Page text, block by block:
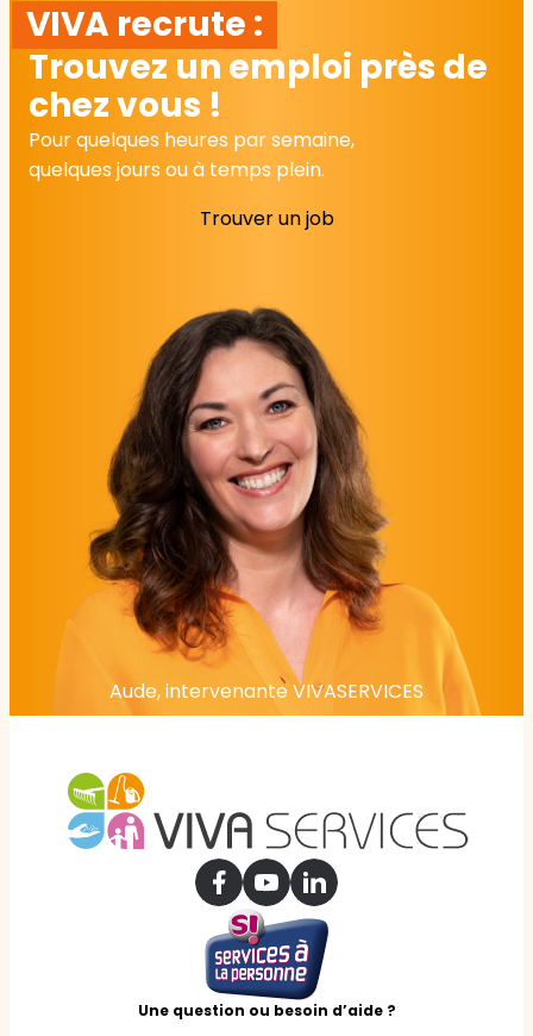
VIVA recrute :
Trouvez un emploi près de
chez vous !
Pour quelques heures par semaine,
quelques jours ou à temps plein.
Trouver un job
Aude, intervenante VIVASERVICES
Une question ou besoin d’aide ?